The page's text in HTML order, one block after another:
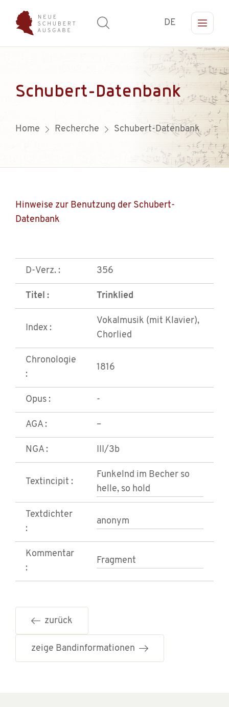
DE
Schubert-Datenbank
Home Recherche Schubert-Datenbank
Hinweise zur Benutzung der Schubert-
Datenbank
D-Verz. : 356
Titel : Trinklied
Index :
Vokalmusik (mit Klavier),
Chorlied
Chronologie
:
1816
Opus : -
AGA : –
NGA : III/3b
Textincipit :
Funkelnd im Becher so
helle, so hold
Textdichter
:
anonym
Kommentar
:
Fragment
zurück
zeige Bandinformationen